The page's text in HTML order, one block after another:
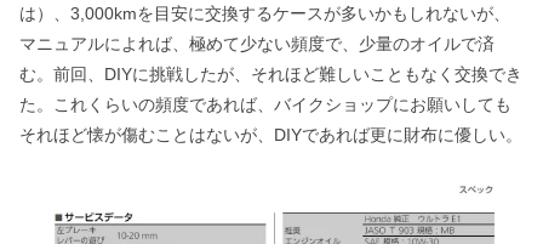
は）、3,000kmを目安に交換するケースが多いかもしれないが、
マニュアルによれば、極めて少ない頻度で、少量のオイルで済
む。前回、DIYに挑戦したが、それほど難しいこともなく交換でき
た。これくらいの頻度であれば、バイクショップにお願いしても
それほど懐が傷むことはないが、DIYであれば更に財布に優しい。